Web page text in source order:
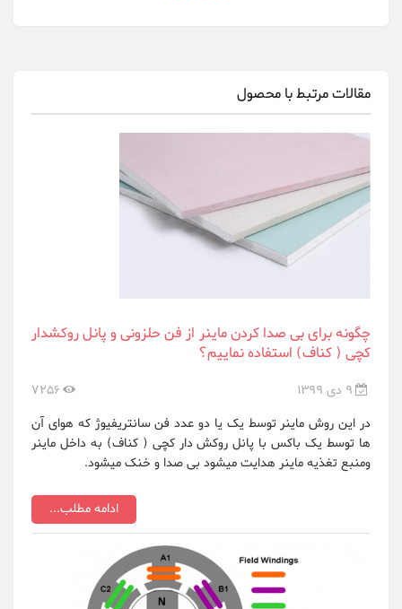
مقالات مرتبط با محصول
چگونه برای بی صدا کردن ماینر از فن حلزونی و پانل روکشدار
کچی ( کناف) استفاده نماییم؟
9 دی 1399
7256
در این روش ماینر توسط یک یا دو عدد فن سانتریفیوژ که هوای آن
ها توسط یک باکس با پانل روکش دار کچی ( کناف) به داخل ماینر
ومنبع تغذیه ماینر هدایت میشود بی صدا و خنک میشود.
ادامه مطلب...